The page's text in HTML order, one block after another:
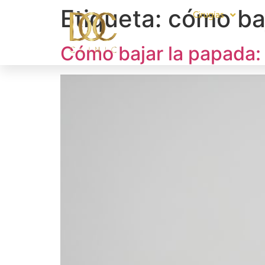
Cirugías
Etiqueta: cómo
Cómo bajar la